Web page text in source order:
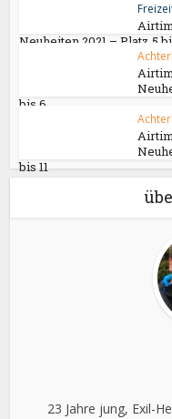
Neuheiten 2021 – Platz 5
bis 6
bis 11
23 Jahre jung, Exil-